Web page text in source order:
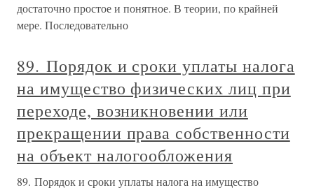
достаточно простое и понятное. В теории, по крайней
мере. Последовательно
89. Порядок и сроки уплаты налога
на имущество физических лиц при
переходе, возникновении или
прекращении права собственности
на объект налогообложения
89. Порядок и сроки уплаты налога на имущество